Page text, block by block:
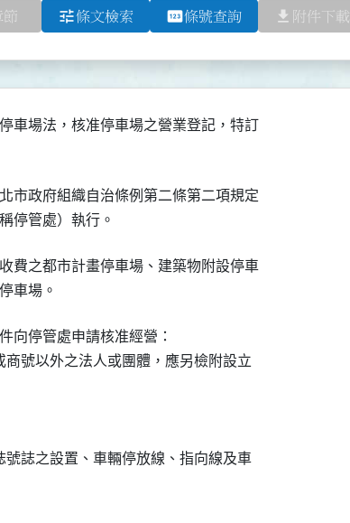
節 tune條文檢索 pin條號查詢 file_download 附件下載
車場法，核准停車場之營業登記，特訂
市政府組織自治條例第二條第二項規定
停管處）執行。
費之都市計畫停車場、建築物附設停車
車場。
向停管處申請核准經營：
號以外之法人或團體，應另檢附設立
誌之設置、車輛停放線、指向線及車